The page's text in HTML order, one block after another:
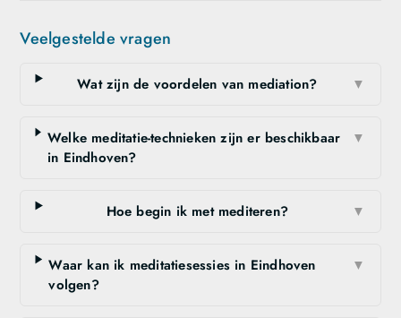
Veelgestelde vragen
Wat zijn de voordelen van mediation? ▼
Welke meditatie-technieken zijn er beschikbaar
in Eindhoven?
▼
Hoe begin ik met mediteren? ▼
Waar kan ik meditatiesessies in Eindhoven
volgen?
▼